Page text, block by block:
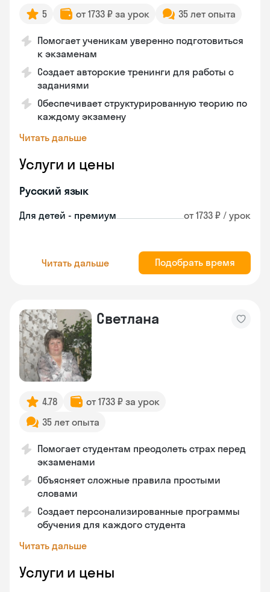
5 от 1733 ₽ за урок 35 лет опыта
Помогает ученикам уверенно подготовиться
к экзаменам
Создает авторские тренинги для работы с
заданиями
Обеспечивает структурированную теорию по
каждому экзамену
Читать дальше
Услуги и цены
Русский язык
Для детей - премиум от 1733 ₽ / урок
Читать дальше Подобрать время
Светлана
4.78
от 1733 ₽ за урок
35 лет опыта
Помогает студентам преодолеть страх перед
экзаменами
Объясняет сложные правила простыми
словами
Создает персонализированные программы
обучения для каждого студента
Читать дальше
Услуги и цены